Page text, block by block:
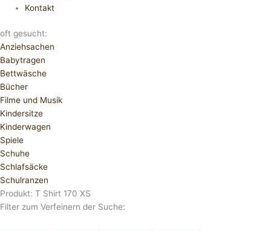
Kontakt
oft gesucht:
Anziehsachen
Babytragen
Bettwäsche
Bücher
Filme und Musik
Kindersitze
Kinderwagen
Spiele
Schuhe
Schlafsäcke
Schulranzen
Produkt: T Shirt 170 XS
Filter zum Verfeinern der Suche: